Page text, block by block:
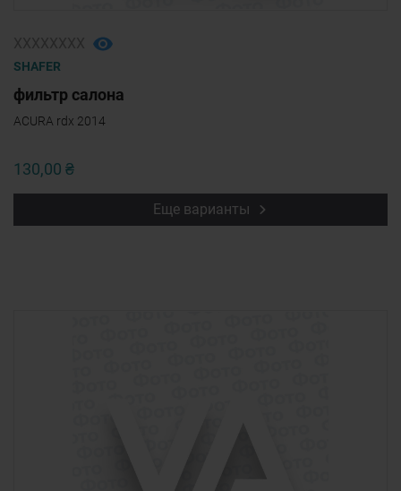
SHAFER
фильтр салона
ACURA rdx 2014
130,00 ₴
Еще варианты